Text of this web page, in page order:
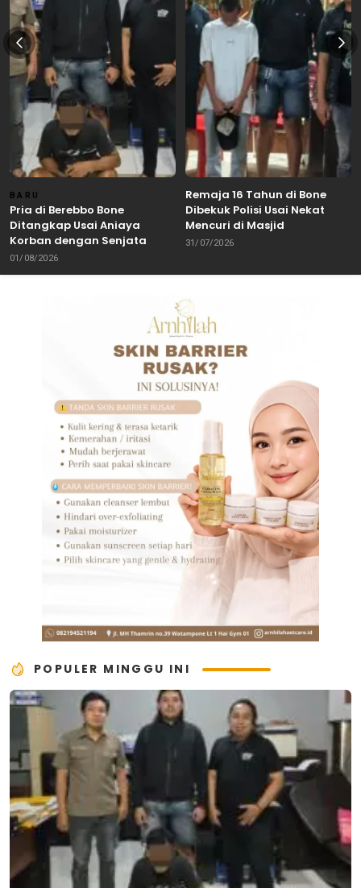
BARU
Pria di Berebbo Bone
Ditangkap Usai Aniaya
Korban dengan Senjata
Tajam
01/08/2026
Remaja 16 Tahun di Bone
Dibekuk Polisi Usai Nekat
Mencuri di Masjid
31/07/2026
POPULER MINGGU INI